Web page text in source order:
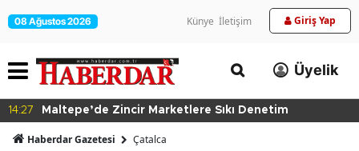
08 Ağustos 2026 Künye İletişim Giriş Yap
Üyelik
14:27 Maltepe’de Zincir Marketlere Sıkı Denetim
Haberdar Gazetesi Çatalca